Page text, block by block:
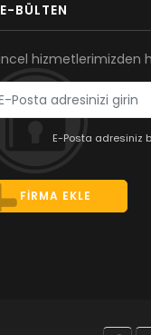
E-BÜLTEN
hizmetlerimizden
E-Posta adresiniz
FIRMA EKLE